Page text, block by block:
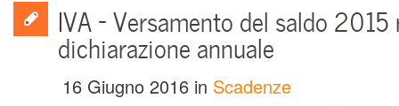
IVA – Versamento del saldo
dichiarazione annuale
16 Giugno 2016 in Scadenze